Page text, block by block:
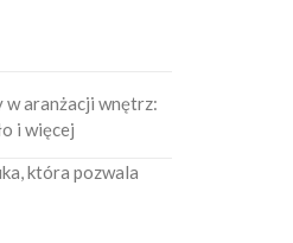
w aranżacji wnętrz:
i więcej
która pozwala